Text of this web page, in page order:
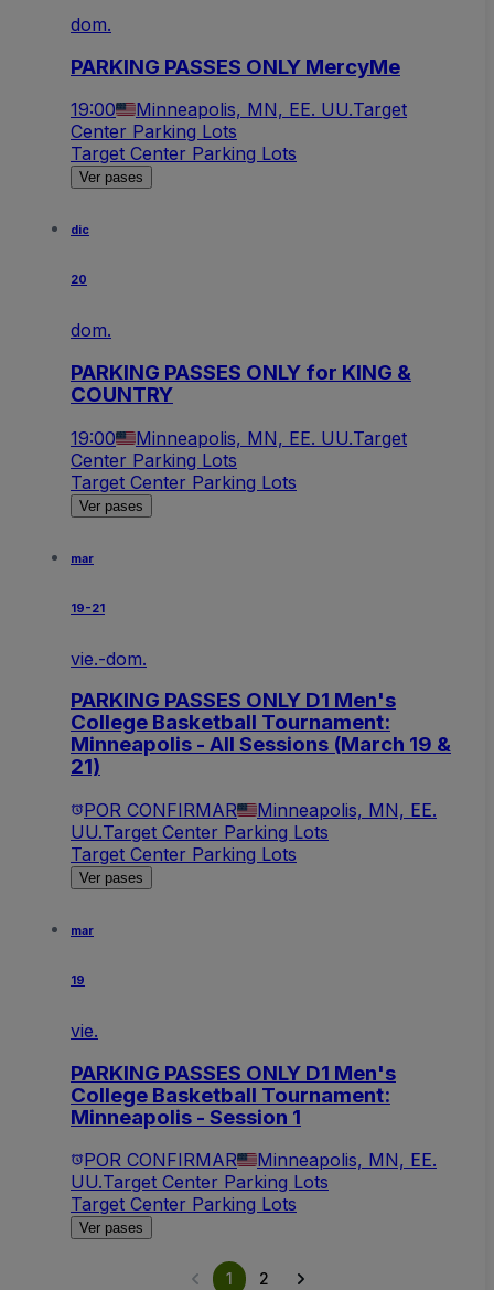
dom.
PARKING PASSES ONLY MercyMe
19:00 Minneapolis, MN, EE. UU.Target
Center Parking Lots
Target Center Parking Lots
Ver pases
dic
20
dom.
PARKING PASSES ONLY for KING &
COUNTRY
19:00 Minneapolis, MN, EE. UU.Target
Center Parking Lots
Target Center Parking Lots
Ver pases
mar
19-21
vie.-dom.
PARKING PASSES ONLY D1 Men's
College Basketball Tournament:
Minneapolis - All Sessions (March 19 &
21)
POR CONFIRMAR
Minneapolis, MN, EE.
UU.Target Center Parking Lots
Target Center Parking Lots
Ver pases
mar
19
vie.
PARKING PASSES ONLY D1 Men's
College Basketball Tournament:
Minneapolis - Session 1
POR CONFIRMAR
Minneapolis, MN, EE.
UU.Target Center Parking Lots
Target Center Parking Lots
Ver pases
1 2